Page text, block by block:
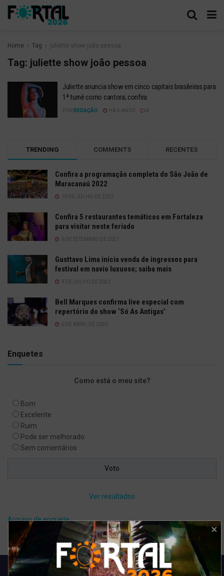
Home Tag juliette show joão pessoa
Tag: juliette show joão pessoa
Juliette anuncia show em cinco capitais brasileiras para
1ª turnê como cantora; confira
POR REDAÇÃO HÁ 4 ANOS
TRENDING COMMENTS RECENTES
Confira a programação completa do São João de
Maracanaú 2022
19 DE JULHO DE 2022
Confira 5 restaurantes temáticos em Fortaleza
para visitar neste feriado
6 DE SETEMBRO DE 2021
Gusttavo Lima inicia venda de ingressos para
festival em navio luxuoso; saiba mais
9 DE JULHO DE 2021
Bell Marques confirma live especial com
repertório do show ‘Só As Antigas’
6 DE ABRIL DE 2020
Enquetes
Como está o meu site?
Bom
Excelente
Ruim
Pode ser melhorado
Sem comentários
Ver resultados
Arquivo de enquete